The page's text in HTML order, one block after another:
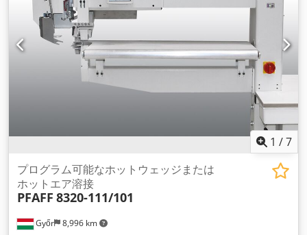
1 /7
Győr 8,996 km
プログラム可能なホットウェッジまたは
ホットエア溶接
PFAFF 8320-111/101